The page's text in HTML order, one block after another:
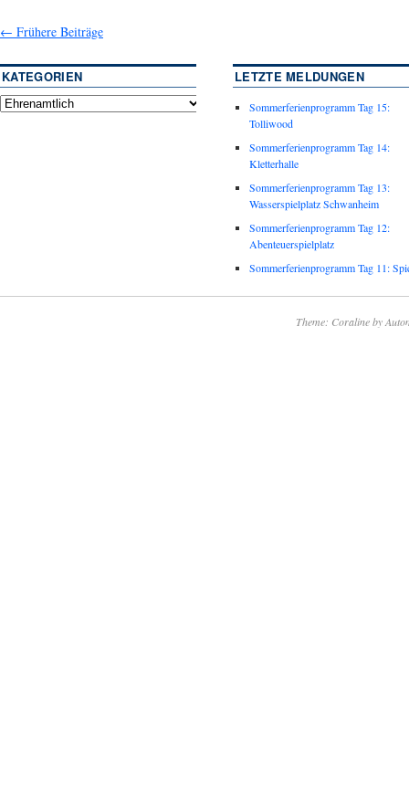
← Frühere Beiträge
KATEGORIEN LETZTE MELDUNGEN
Sommerferienprogramm Tag 15:
Tolliwood
Sommerferienprogramm Tag 14:
Kletterhalle
Sommerferienprogramm Tag 13:
Wasserspielplatz Schwanheim
Sommerferienprogramm Tag 12:
Abenteuerspielplatz
Sommerferienprogramm Tag 11:
Theme: Coraline by